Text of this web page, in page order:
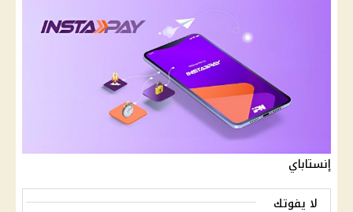
إنستاباي
لا يفوتك